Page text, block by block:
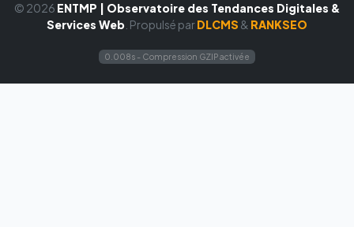
© 2026 ENTMP | Observatoire des Tendances Digitales &
Services Web . Propulsé parDLCMS & RANKSEO
0.008s - Compression GZIP activée